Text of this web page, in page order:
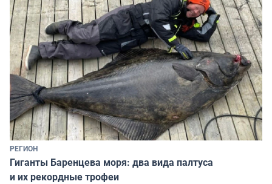
РЕГИОН
Гиганты Баренцева моря: два вида палтуса
и их рекордные трофеи